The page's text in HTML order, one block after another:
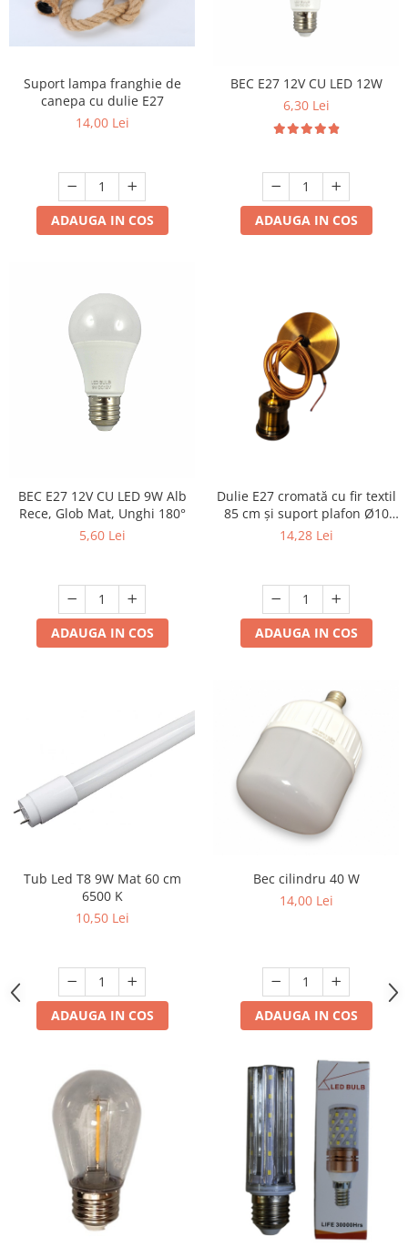
Suport lampa franghie de
canepa cu dulie E27
14,00 Lei
ADAUGA IN COS
BEC E27 12V CU LED 12W
6,30 Lei
ADAUGA IN COS
BEC E27 12V CU LED 9W Alb
Rece, Glob Mat, Unghi 180°
5,60 Lei
ADAUGA IN COS
Dulie E27 cromată cu fir textil
85 cm și suport plafon Ø10
cm, cu accesorii de montaj
14,28 Lei
ADAUGA IN COS
Tub Led T8 9W Mat 60 cm
6500 K
10,50 Lei
ADAUGA IN COS
Bec cilindru 40 W
14,00 Lei
ADAUGA IN COS